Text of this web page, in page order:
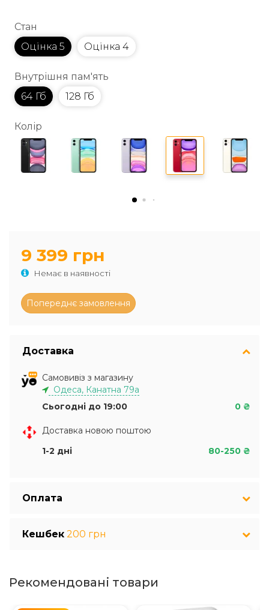
Стан
Оцінка 5
Оцінка 4
Внутрішня пам'ять
64 Гб
128 Гб
Колір
9 399 грн
Немає в наявності
Доставка
Самовивіз з магазину
Одеса, Канатна 79а
Сьогодні до 19:00
0 ₴
Доставка новою поштою
1-2 дні
80-250 ₴
Оплата
Кешбек 200 грн
Рекомендовані товари